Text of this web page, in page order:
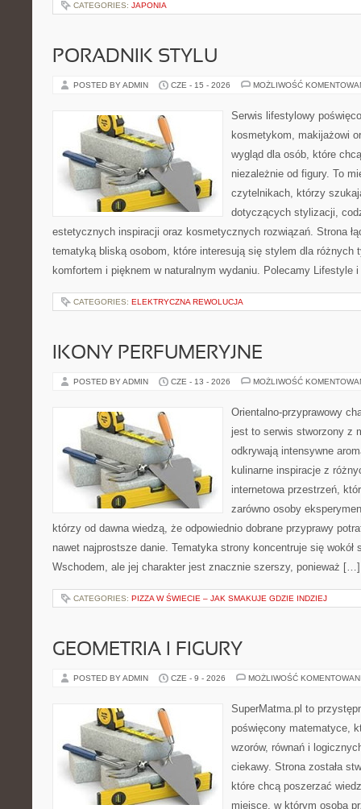
CATEGORIES: JAPONIA
PORADNIK STYLU
POSTED BY ADMIN CZE - 15 - 2026 MOŻLIWOŚĆ
Serwis lifestylowy
kosmetykom, makijażowi
wygląd dla osób, które
niezależnie od figury. To
czytelnikach, którzy
dotyczących stylizacji,
estetycznych inspiracji oraz kosmetycznych rozwiązań. Strona
tematyką bliską osobom, które interesują się stylem dla różnych
komfortem i pięknem w naturalnym wydaniu. Polecamy Lifestyle
CATEGORIES: ELEKTRYCZNA REWOLUCJA
IKONY PERFUMERYJNE
POSTED BY ADMIN CZE - 13 - 2026 MOŻLIWOŚĆ
Orientalno-przyprawowy
jest to serwis stworzony z
odkrywają intensywne
kulinarne inspiracje z
internetowa przestrzeń,
zarówno osoby
którzy od dawna wiedzą, że odpowiednio dobrane przyprawy
nawet najprostsze danie. Tematyka strony koncentruje się wokół
Wschodem, ale jej charakter jest znacznie szerszy, ponieważ […]
CATEGORIES: PIZZA W ŚWIECIE – JAK SMAKUJE GDZIE INDZIEJ
GEOMETRIA I FIGURY
POSTED BY ADMIN CZE - 9 - 2026 MOŻLIWOŚĆ
SuperMatma.pl to
poświęcony matematyce,
wzorów, równań i
ciekawy. Strona została
które chcą poszerzać
miejsce, w którym osoba